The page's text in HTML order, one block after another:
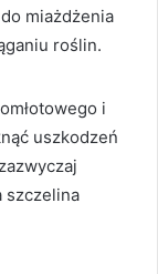
miażdżenia
roślin.
i
uszkodzeń
szczelina